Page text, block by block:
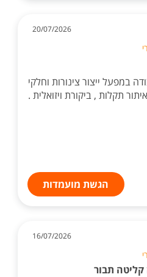
20/07/2026
במפעל ייצור צינורות וחלקי
תקלות , ביקורת ויזואלית .
הגשת מועמדות
16/07/2026
תבור